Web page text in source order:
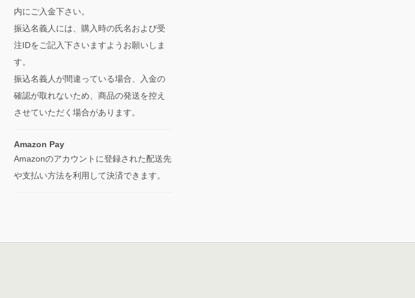
内にご入金下さい。
振込名義人には、購入時の氏名および受
注IDをご記入下さいますようお願いしま
す。
振込名義人が間違っている場合、入金の
確認が取れないため、商品の発送を控え
させていただく場合があります。
Amazon Pay
Amazonのアカウントに登録された配送先
や支払い方法を利用して決済できます。